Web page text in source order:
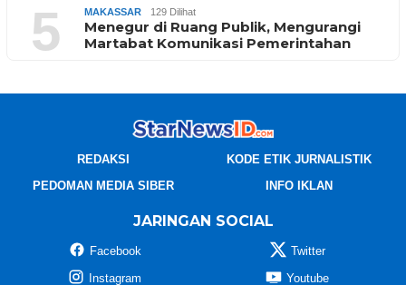
5 MAKASSAR 129 Dilihat
Menegur di Ruang Publik, Mengurangi
Martabat Komunikasi Pemerintahan
REDAKSI
KODE ETIK JURNALISTIK
PEDOMAN MEDIA SIBER
INFO IKLAN
JARINGAN SOCIAL
Facebook
Twitter
Instagram
Youtube